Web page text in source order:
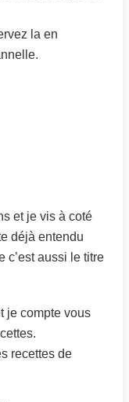
la en
et je vis à coté
déjà entendu
c’est aussi le titre
je compte vous
recettes de